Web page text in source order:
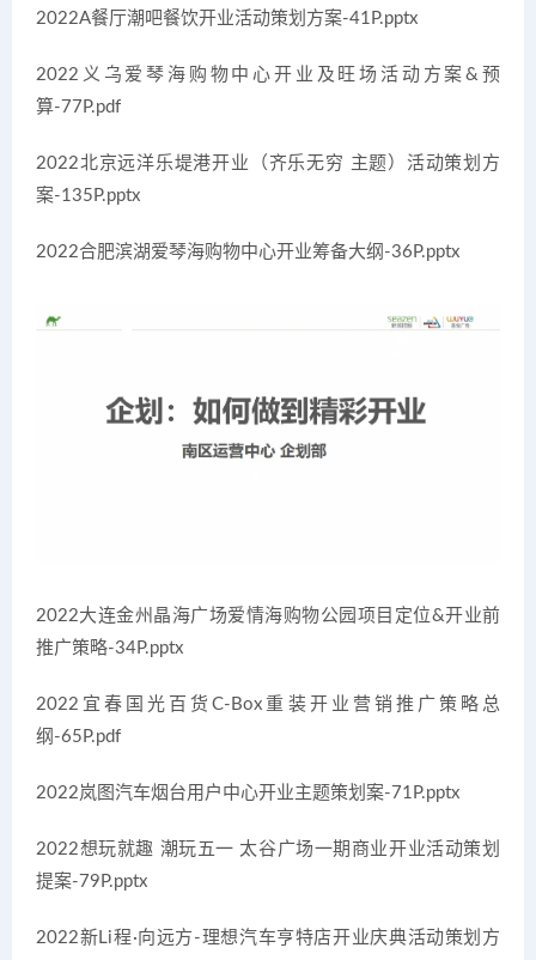
2022A餐厅潮吧餐饮开业活动策划方案-41P.pptx
2022义乌爱琴海购物中心开业及旺场活动方案&预
算-77P.pdf
2022北京远洋乐堤港开业（齐乐无穷 主题）活动策划方
案-135P.pptx
2022合肥滨湖爱琴海购物中心开业筹备大纲-36P.pptx
2022大连金州晶海广场爱情海购物公园项目定位&开业前
推广策略-34P.pptx
2022宜春国光百货C-Box重装开业营销推广策略总
纲-65P.pdf
2022岚图汽车烟台用户中心开业主题策划案-71P.pptx
2022想玩就趣 潮玩五一 太谷广场一期商业开业活动策划
提案-79P.pptx
2022新Li程·向远方-理想汽车亨特店开业庆典活动策划方